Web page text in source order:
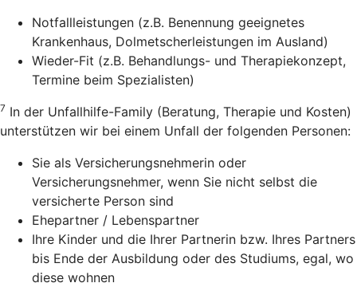
Notfallleistungen (z.B. Benennung geeignetes
Krankenhaus, Dolmetscherleistungen im Ausland)
Wieder-Fit (z.B. Behandlungs- und Therapiekonzept,
Termine beim Spezialisten)
7 In der Unfallhilfe-Family (Beratung, Therapie und Kosten)
unterstützen wir bei einem Unfall der folgenden Personen:
Sie als Versicherungsnehmerin oder
Versicherungsnehmer, wenn Sie nicht selbst die
versicherte Person sind
Ehepartner / Lebenspartner
Ihre Kinder und die Ihrer Partnerin bzw. Ihres Partners
bis Ende der Ausbildung oder des Studiums, egal, wo
diese wohnen